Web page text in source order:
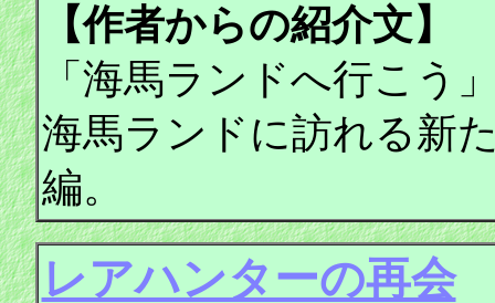
【作者からの紹介文】
「海馬ランドへ行こう
海馬ランドに訪れる新
編。
レアハンターの再会